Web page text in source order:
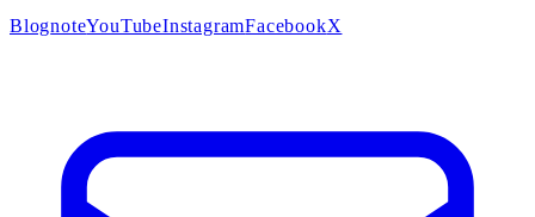
BlognoteYouTubeInstagramFacebookX